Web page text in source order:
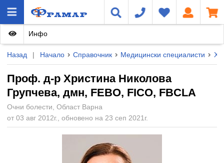
Назад | Начало Справочник Медицински специалисти
Проф. д-р Христина Николова
Групчева, дмн, FEBO, FICO, FBCLA
Очни болести, Област Варна
от 03 авг 2012г., обновено на 23 сеп 2021г.
Инфо